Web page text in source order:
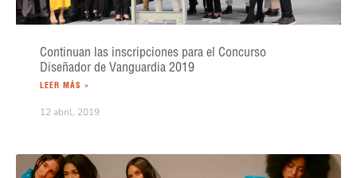
Continuan las inscripciones para el Concurso
Diseñador de Vanguardia 2019
LEER MÁS »
12 abril, 2019